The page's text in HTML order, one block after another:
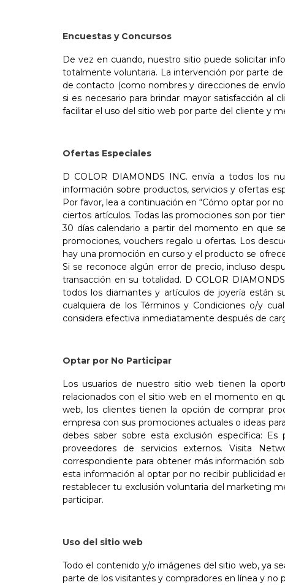
Encuestas y Concursos
De vez en cuando, nuestro sitio puede solicitar
totalmente voluntaria. La intervención por parte
de contacto (como nombres y direcciones de
si es necesario para brindar mayor satisfacción al
facilitar el uso del sitio web por parte del cliente y
Ofertas Especiales
D COLOR DIAMONDS INC. envía a todos los
información sobre productos, servicios y ofertas
Por favor, lea a continuación en “Cómo optar por
ciertos artículos. Todas las promociones son por
30 días calendario a partir del momento en que
promociones, vouchers regalo u ofertas. Los
hay una promoción en curso y el producto se
Si se reconoce algún error de precio, incluso
transacción en su totalidad. D COLOR
todos los diamantes y artículos de joyería están
cualquiera de los Términos y Condiciones o/y
considera efectiva inmediatamente después de
Optar por No Participar
Los usuarios de nuestro sitio web tienen la
relacionados con el sitio web en el momento en
web, los clientes tienen la opción de comprar
empresa con sus promociones actuales o ideas
debes saber sobre esta exclusión específica:
proveedores de servicios externos. Visita
correspondiente para obtener más información
esta información al optar por no recibir publicidad
restablecer tu exclusión voluntaria del marketing
participar.
Uso del sitio web
Todo el contenido y/o imágenes del sitio web, ya
parte de los visitantes y compradores en línea y